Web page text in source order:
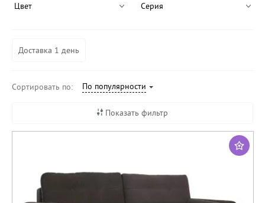
Цвет Серия
Доставка 1 день
Сортировать по: По популярности
Показать фильтр